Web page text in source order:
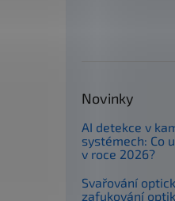
Novinky
AI detekce v
systémech: Co
v roce 2026?
Svařování
zafukování